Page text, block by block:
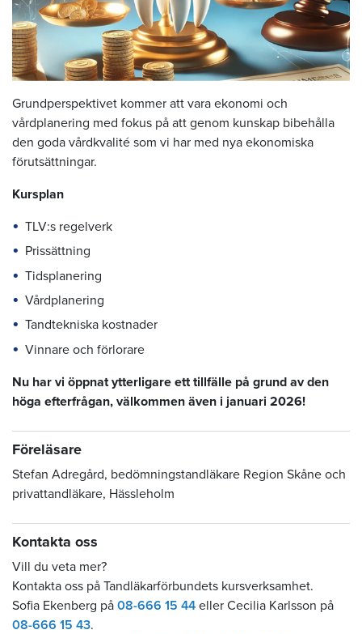
Grundperspektivet kommer att vara ekonomi och
vårdplanering med fokus på att genom kunskap bibehålla
den goda vårdkvalité som vi har med nya ekonomiska
förutsättningar.
Kursplan
TLV:s regelverk
Prissättning
Tidsplanering
Vårdplanering
Tandtekniska kostnader
Vinnare och förlorare
Nu har vi öppnat ytterligare ett tillfälle på grund av den
höga efterfrågan, välkommen även i januari 2026!
Föreläsare
Stefan Adregård, bedömningstandläkare Region Skåne och
privattandläkare, Hässleholm
Kontakta oss
Vill du veta mer?
Kontakta oss på Tandläkarförbundets kursverksamhet.
Sofia Ekenberg på 08-666 15 44 eller Cecilia Karlsson på
08-666 15 43.